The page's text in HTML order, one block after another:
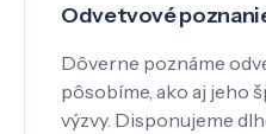
Odvetvové
Dôverne poznáme
pôsobíme, ako aj jeho
výzvy. Disponujeme